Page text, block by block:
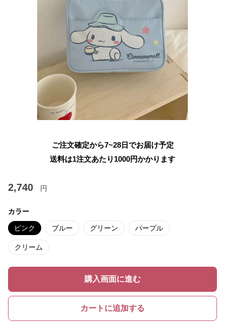
ご注文確定から7~28日でお届け予定
送料は1注文あたり 1000円かかります
2,740 円
カラー
ピンク ブルー グリーン パープル
クリーム
購入画面に進む
カートに追加する